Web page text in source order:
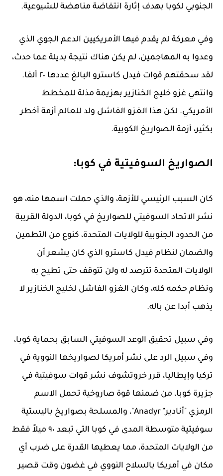
الجنوبي لكوبا بهدف إثارة انتفاضة مناهضة للشيوعية.
وفي معركة لم يقدم فيها الأمريكيين الدعم الجوي الذي
وعدوا به المهاجمين، لم يكن هناك نتيجة بديلة عما حدث،
لقد سحقتهم قوات فيدل كاسترو البالغ عددها ٢٠ ألفا.
وانتهي غزو خليج الخنازير بهزيمة مذلة للمخطط
الأمريكي. لكن هذا الغزو الفاشل ولد للعالم أزمة أخطر
بكثير، أزمة الصواريخ الكوبية.
الصواريخ السوفيتية في كوبا:
كان السبب الرئيسي للأزمة، والذي حملت اسمها منه، هو
نشر الاتحاد السوفيتي للصواريخ في كوبا، الدولة القريبة
من الحدود الجنوبية للولايات المتحدة، كنوع من التطمين
والضمان لنظام فيدل كاسترو الذي كان يشعر أن
الولايات المتحدة تترصد له ولن تتوقف حتى تطيح به
ونظام حكمه كله، وكان الغزو الفاشل لخليج الخنازير لا
يذهب أبدا عن باله.
وفي سبيل تحقيق الوعد السوفيتي السابق بحماية كوبا،
وفي سبيل الرد على نشر أمريكا لصواريخها النووية في
تركيا وإيطاليا، قرر خروتشوف نشر قوات سوفيتية في
جزيرة كوبا، من ضمنها قوة صاروخية تحمل الاسم
الرمزي "أنادير" Anadyr"، والمسلحة بصواريخ باليستية
سوفيتية متوسطة المدى في كوبا التي تبعد ٩٠ ميلاً فقط
من الولايات المتحدة، مما يعطيها القدرة على ضرب أي
مكان في أمريكا بالسلاح النووي في غضون وقت قصير